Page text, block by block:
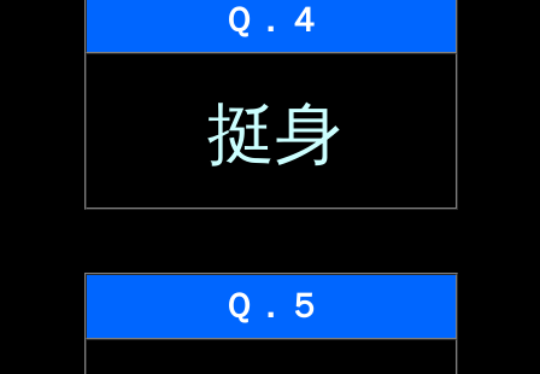
Ｑ．４
挺身
Ｑ．５